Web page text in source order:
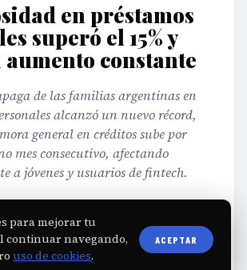
en préstamos
superó el 15% y
aumento constante
de las familias argentinas en
alcanzó un nuevo récord,
general en créditos sube por
mes consecutivo, afectando
a jóvenes y usuarios de fintech.
2026· 3 min de lectura
para mejorar tu
continuar navegando,
uso de cookies.
ACEPTAR